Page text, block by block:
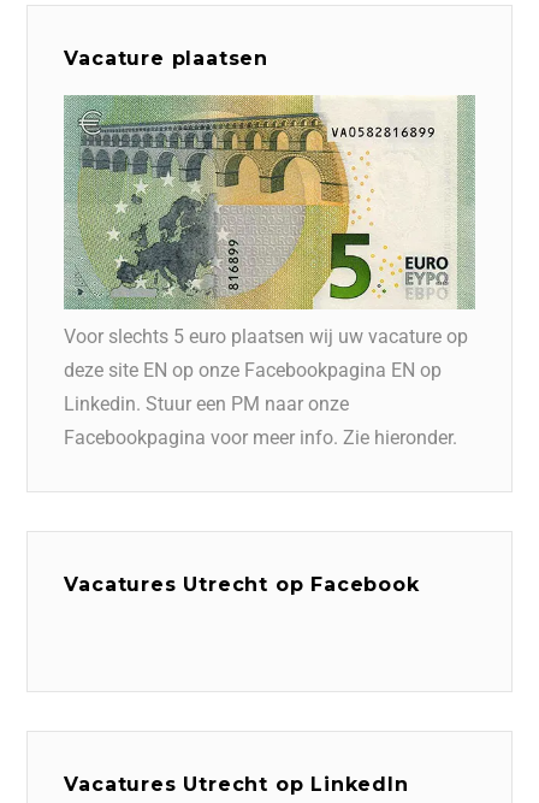
Vacature plaatsen
Voor slechts 5 euro plaatsen wij uw vacature op
deze site EN op onze Facebookpagina EN op
Linkedin. Stuur een PM naar onze
Facebookpagina voor meer info. Zie hieronder.
Vacatures Utrecht op Facebook
Vacatures Utrecht op LinkedIn